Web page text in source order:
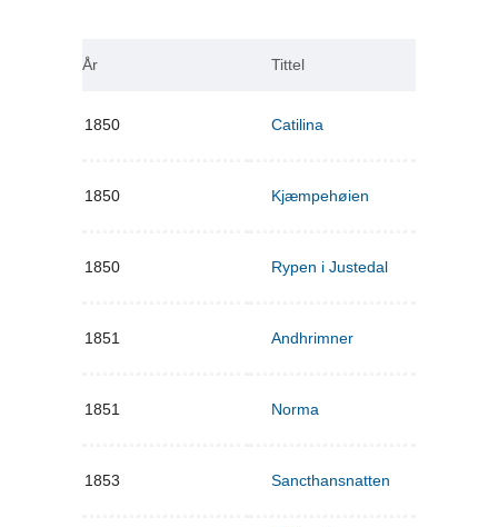
År Tittel
1850 Catilina
1850 Kjæmpehøien
1850 Rypen i Justedal
1851 Andhrimner
1851 Norma
1853 Sancthansnatten